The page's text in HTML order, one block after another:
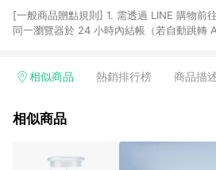
[一般商品贈點規則] 1. 需透過 LINE 購物前
同一瀏覽器於 24 小時內結帳（若自動跳轉
回饋訂單不得享有 Pinkoi 站方優惠，例如首
行為，不具贈點資格，部分退款不在此限。
貨後 45 天後發送。 8. 群眾募資商品，禮物
運費，攤位費等不具贈點資格。 9. LINE 購
相似商品 熱銷排行榜 商品描
相似商品